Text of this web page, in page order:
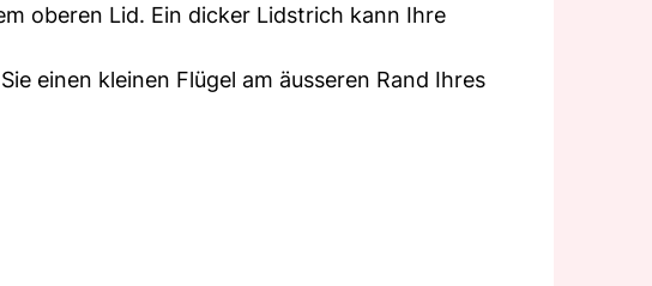
oberen Lid. Ein dicker Lidstrich kann Ihre
einen kleinen Flügel am äusseren Rand Ihres